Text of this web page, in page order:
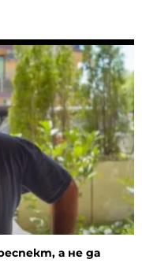
а не да